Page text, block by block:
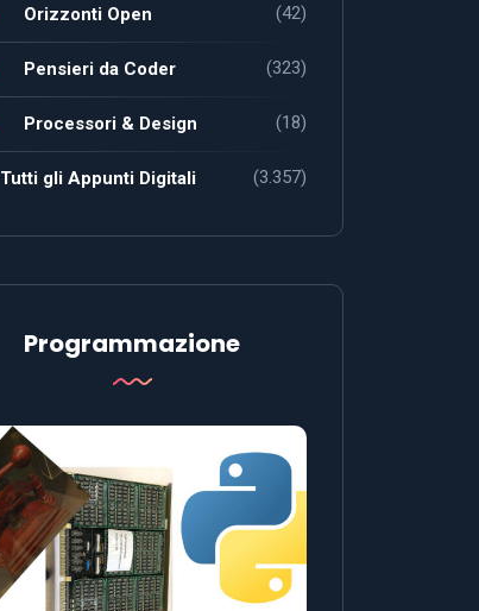
Orizzonti Open (42)
Pensieri da Coder (323)
Processori & Design (18)
Tutti gli Appunti Digitali (3.357)
Programmazione